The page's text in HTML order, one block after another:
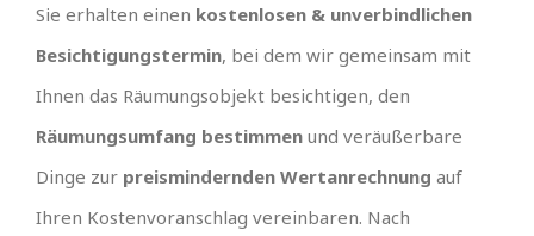
Sie erhalten einen kostenlosen & unverbindlichen
Besichtigungstermin, bei dem wir gemeinsam mit
Ihnen das Räumungsobjekt besichtigen, den
Räumungsumfang bestimmen und veräußerbare
Dinge zur preismindernden Wertanrechnung auf
Ihren Kostenvoranschlag vereinbaren. Nach